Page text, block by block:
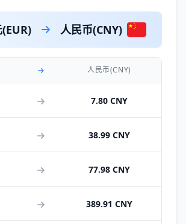
人民币(CNY)
人民币(CNY)
7.80 CNY
38.99 CNY
77.98 CNY
389.91 CNY